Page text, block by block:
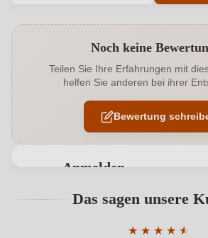
Alkoholgehalt in %
Allergene
Flaschenverschluss
Noch keine
Teilen Sie Ihre Erfahrungen mit
helfen Sie anderen bei ihrer
Bewertung
Anmelden
Benutzern abgegeben werden.
Das sagen unsere
★ ★ ★ ★ ★
★